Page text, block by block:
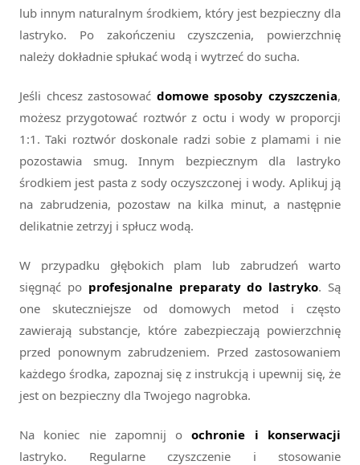
lub innym naturalnym środkiem, który jest bezpieczny dla
lastryko. Po zakończeniu czyszczenia, powierzchnię
należy dokładnie spłukać wodą i wytrzeć do sucha.
Jeśli chcesz zastosować domowe sposoby czyszczenia,
możesz przygotować roztwór z octu i wody w proporcji
1:1. Taki roztwór doskonale radzi sobie z plamami i nie
pozostawia smug. Innym bezpiecznym dla lastryko
środkiem jest pasta z sody oczyszczonej i wody. Aplikuj ją
na zabrudzenia, pozostaw na kilka minut, a następnie
delikatnie zetrzyj i spłucz wodą.
W przypadku głębokich plam lub zabrudzeń warto
sięgnąć po profesjonalne preparaty do lastryko. Są
one skuteczniejsze od domowych metod i często
zawierają substancje, które zabezpieczają powierzchnię
przed ponownym zabrudzeniem. Przed zastosowaniem
każdego środka, zapoznaj się z instrukcją i upewnij się, że
jest on bezpieczny dla Twojego nagrobka.
Na koniec nie zapomnij oochronie i konserwacji
lastryko. Regularne czyszczenie i stosowanie